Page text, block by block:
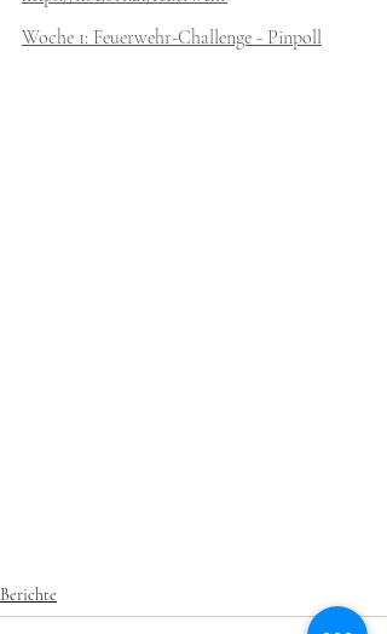
Woche 1: Feuerwehr-Challenge - Pinpoll
Berichte